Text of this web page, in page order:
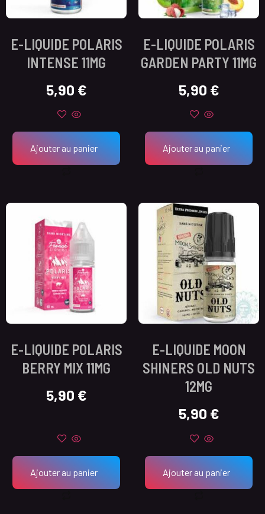
E-LIQUIDE POLARIS
INTENSE 11MG
5,90 €
Ajouter au panier
E-LIQUIDE POLARIS
GARDEN PARTY 11MG
5,90 €
Ajouter au panier
E-LIQUIDE POLARIS
BERRY MIX 11MG
5,90 €
Ajouter au panier
E-LIQUIDE MOON
SHINERS OLD NUTS
12MG
5,90 €
Ajouter au panier